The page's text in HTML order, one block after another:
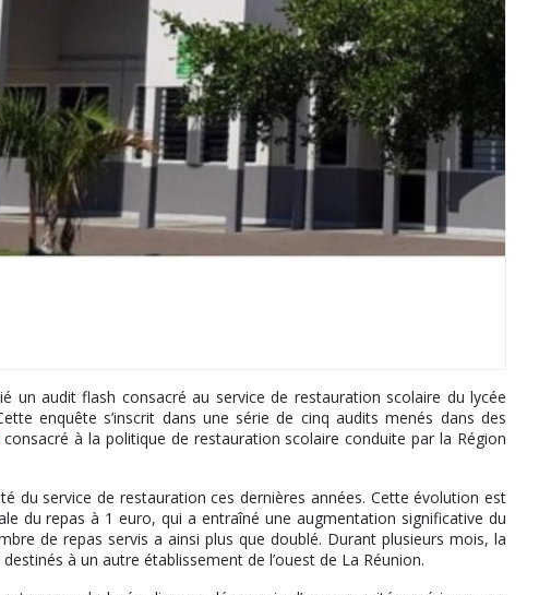
un audit flash consacré au service de restauration scolaire du lycée
enquête s’inscrit dans une série de cinq audits menés dans des
consacré à la politique de restauration scolaire conduite par la Région
du service de restauration ces dernières années. Cette évolution est
du repas à 1 euro, qui a entraîné une augmentation significative du
de repas servis a ainsi plus que doublé. Durant plusieurs mois, la
à un autre établissement de l’ouest de La Réunion.